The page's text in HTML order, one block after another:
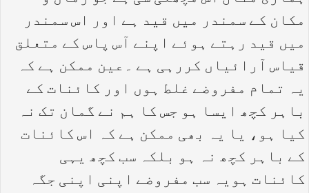
مکان کے سمندر میں قید ہے اور اس سمندر
میں قید رہتے ہوئے اپنے آس پاس کے متعلق
قیاس آرائیاں کررہی ہے ۔عین ممکن ہے کہ
یہ تمام مفروضے غلط ہوں اور کائنات کے
باہر کچھ ایسا ہو جس کا ہم نے گمان تک نہ
کیا ہو، یا یہ بھی ممکن ہے کہ اس کائنات
کے باہر کچھ نہ ہو بلکہ سب کچھ یہی
کائنات ہویہ سب مفروضے اپنی اپنی جگہ